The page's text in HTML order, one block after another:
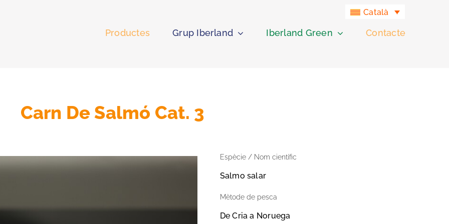
Català
Productes Grup Iberland Iberland Green Contacte
Carn De Salmó Cat. 3
Espècie / Nom científic
Salmo salar
Mètode de pesca
De Cria a Noruega